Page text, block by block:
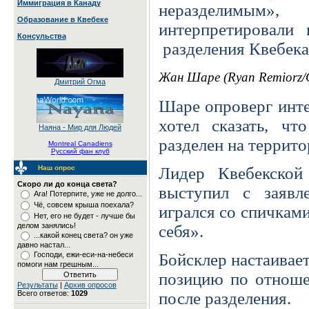
Иммиграция в Канаду
Образование в Квебеке
Консульства
Дмитрий Огма
Наяна - Мир для Людей
Montreal Canadiens
Русский фан клуб
Наш опрос
Скоро ли до конца света?
Ага! Потерпите, уже не долго...
Чё, совсем крыша поехала?
Нет, его не будет - лучше бы
делом занялись!
...какой конец света? он уже
давно настал...
Господи, ежи-еси-на-небеси
помоги нам грешным...
Результаты| Архив опросов
Всего ответов: 1029
разделения
Жан Шаре (Ryan Remiorz/
Шаре опроверг
хотел сказать,
разделен на
Лидер
выступил с
игрался со
себя».
Бойсклер
позицию по
после разделения.